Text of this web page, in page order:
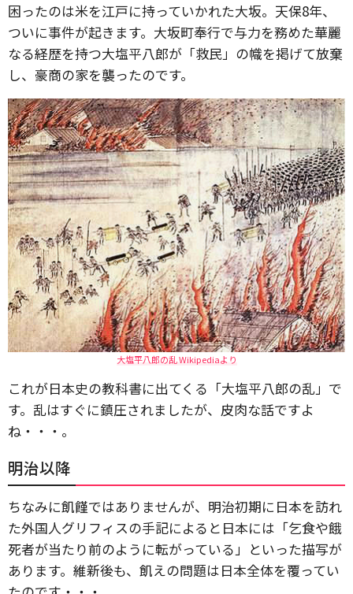
困ったのは米を江戸に持っていかれた大坂。天保8年、
ついに事件が起きます。大坂町奉行で与力を務めた華麗
なる経歴を持つ大塩平八郎が「救民」の幟を掲げて放棄
し、豪商の家を襲ったのです。
大塩平八郎の乱 Wikipediaより
これが日本史の教科書に出てくる「大塩平八郎の乱」で
す。乱はすぐに鎮圧されましたが、皮肉な話ですよ
ね・・・。
明治以降
ちなみに飢饉ではありませんが、明治初期に日本を訪れ
た外国人グリフィスの手記によると日本には「乞食や餓
死者が当たり前のように転がっている」といった描写が
あります。維新後も、飢えの問題は日本全体を覆ってい